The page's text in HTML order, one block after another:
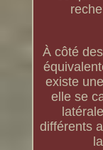
À côté
existe
elle se
différents